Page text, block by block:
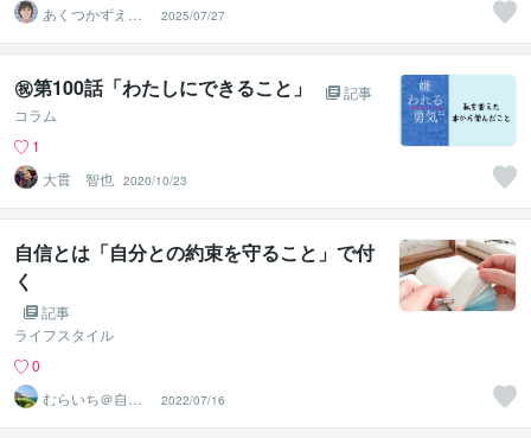
あくつかずえア
ドラー流メンタ
ルトレーナー
2025/07/27
㊗️第100話「わたしにできること」
記事
コラム
1
大貫 智也 2020/10/23
自信とは「自分との約束を守ること」で付
く
記事
ライフスタイル
0
むらいち＠自己
啓発ライター
2022/07/16